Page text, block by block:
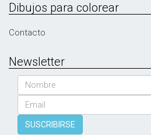
Dibujos para colorear
Contacto
Newsletter
Nombre
Email
SUSCRIBIRSE